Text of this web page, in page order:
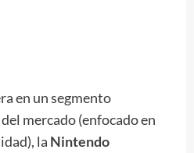
en un segmento
mercado (enfocado en
la Nintendo